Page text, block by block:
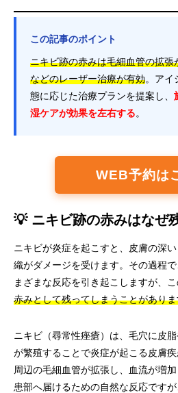
この記事のポイント
ニキビ跡の赤みは毛細血管の拡張
などのレーザー治療が有効。アイ
態に応じた治療プランを提案し、
湿ケアが効果を左右する。
WEB予約は
💡 ニキビ跡の赤みはなぜ
ニキビが炎症を起こすと、皮膚の深
織がダメージを受けます。その過程
まざまな反応を引き起こしますが、
赤みとして残ってしまうことがあり
ニキビ（尋常性痤瘡）は、毛穴に皮
が繁殖することで炎症が起こる皮膚疾
周辺の毛細血管が拡張し、血流が増
患部へ届けるための自然な反応です